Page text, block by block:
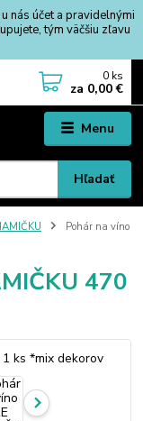
nás účet a pravidelnými
tým väčšiu zľavu
Menu
Hľadať
0 ks
za 0,00 €
Pohár na víno
470